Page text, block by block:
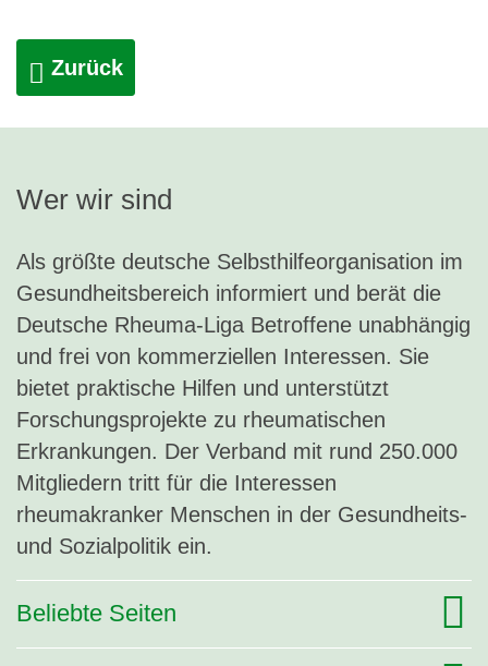
Zurück
Wer wir sind
Als größte deutsche Selbsthilfeorganisation im
Gesundheitsbereich informiert und berät die
Deutsche Rheuma-Liga Betroffene unabhängig
und frei von kommerziellen Interessen. Sie
bietet praktische Hilfen und unterstützt
Forschungsprojekte zu rheumatischen
Erkrankungen. Der Verband mit rund 250.000
Mitgliedern tritt für die Interessen
rheumakranker Menschen in der Gesundheits-
und Sozialpolitik ein.
Beliebte Seiten